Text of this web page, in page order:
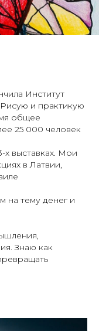
Институт
и практикую
общее
25 000 человек
х выставках. Мои
в Латвии,
на тему денег и
Знаю как